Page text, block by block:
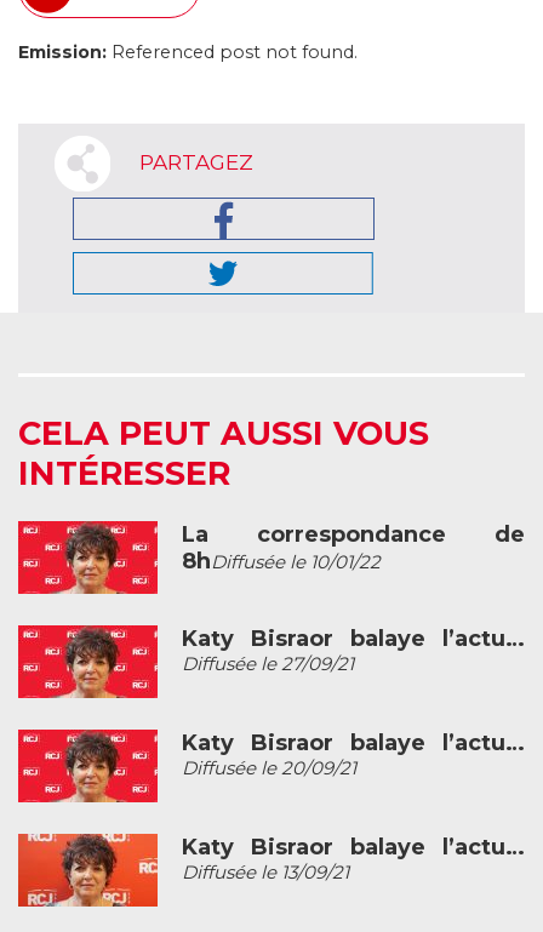
Emission: Referenced post not found.
PARTAGEZ
CELA PEUT AUSSI VOUS
INTÉRESSER
La correspondance de
8hDiffusée le 10/01/22
Katy Bisraor balaye l’actu…
Diffusée le 27/09/21
Katy Bisraor balaye l’actu…
Diffusée le 20/09/21
Katy Bisraor balaye l’actu…
Diffusée le 13/09/21